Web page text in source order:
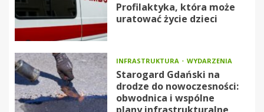
Profilaktyka, która może
uratować życie dzieci
INFRASTRUKTURA WYDARZENIA
Starogard Gdański na
drodze do nowoczesności:
obwodnica i wspólne